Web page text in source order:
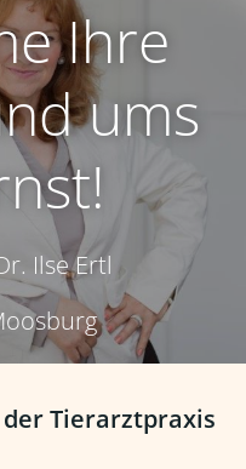
Ihre
ums
Ilse Ertl
Tierarztpraxis